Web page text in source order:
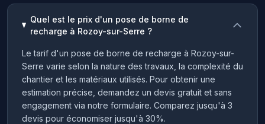
Quel est le prix d'un pose de borne de
recharge à Rozoy-sur-Serre ?
Le tarif d'un pose de borne de recharge à Rozoy-sur-
Serre varie selon la nature des travaux, la complexité du
chantier et les matériaux utilisés. Pour obtenir une
estimation précise, demandez un devis gratuit et sans
engagement via notre formulaire. Comparez jusqu'à 3
devis pour économiser jusqu'à 30%.